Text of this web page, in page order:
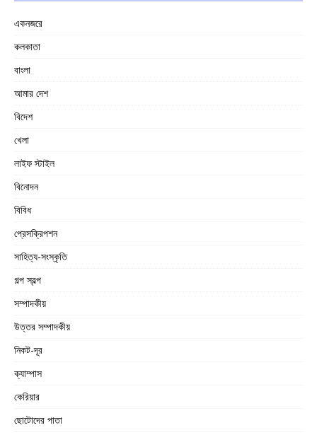
একনজরে
কলকাতা
বাংলা
আমার দেশ
বিদেশ
খেলা
লাইফ স্টাইল
বিনোদন
বিবিধ
প্রেসক্রিপশন
সাহিত্য-সংস্কৃতি
গল্প স্বল্প
সম্পাদকীয়
উত্তর সম্পাদকীয়
নিকট-দূর
ক্যাম্পাস
কেরিয়ার
ছোটোদের পাতা